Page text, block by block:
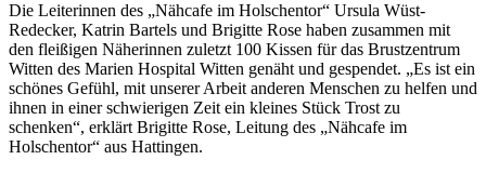
Die Leiterinnen des „Nähcafe im Holschentor“ Ursula Wüst-
Redecker, Katrin Bartels und Brigitte Rose haben zusammen mit
den fleißigen Näherinnen zuletzt 100 Kissen für das Brustzentrum
Witten des Marien Hospital Witten genäht und gespendet. „Es ist ein
schönes Gefühl, mit unserer Arbeit anderen Menschen zu helfen und
ihnen in einer schwierigen Zeit ein kleines Stück Trost zu
schenken“, erklärt Brigitte Rose, Leitung des „Nähcafe im
Holschentor“ aus Hattingen.